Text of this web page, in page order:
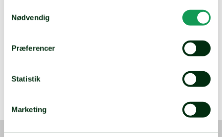
samarbejdspartnere. Du kan til enhver tid ændre eller
Nødvendig
Præferencer
Statistik
Marketing